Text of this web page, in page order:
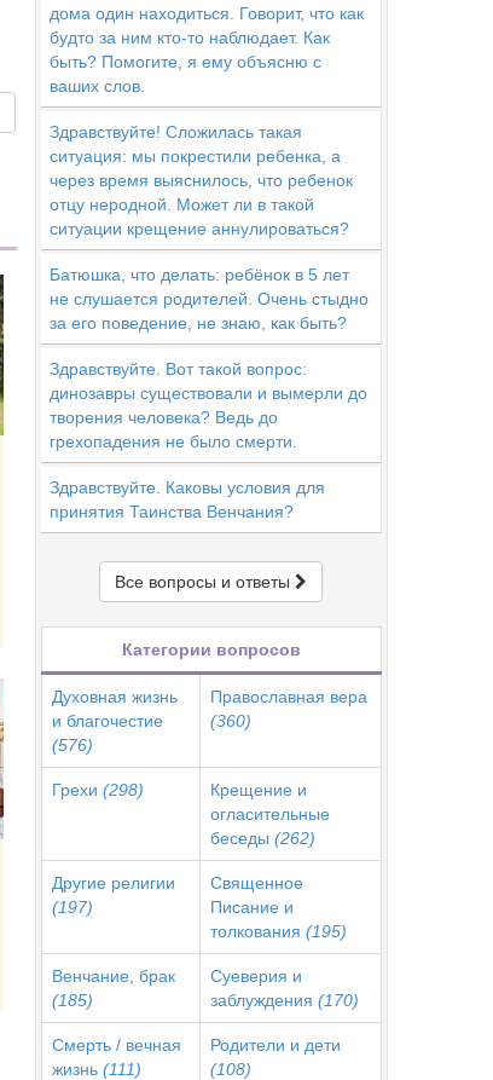
дома один находиться. Говорит, что как
будто за ним кто-то наблюдает. Как
быть? Помогите, я ему объясню с
ваших слов.
Здравствуйте! Сложилась такая
ситуация: мы покрестили ребенка, а
через время выяснилось, что ребенок
отцу неродной. Может ли в такой
ситуации крещение аннулироваться?
Батюшка, что делать: ребёнок в 5 лет
не слушается родителей. Очень стыдно
за его поведение, не знаю, как быть?
Здравствуйте. Вот такой вопрос:
динозавры существовали и вымерли до
творения человека? Ведь до
грехопадения не было смерти.
Здравствуйте. Каковы условия для
принятия Таинства Венчания?
Все вопросы и ответы
Категории вопросов
Духовная жизнь
и благочестие
(576)
Православная вера
(360)
Грехи (298)
Крещение и
огласительные
беседы (262)
Другие религии
(197)
Священное
Писание и
толкования (195)
Венчание, брак
(185)
Суеверия и
заблуждения (170)
Смерть / вечная
жизнь (111)
Родители и дети
(108)